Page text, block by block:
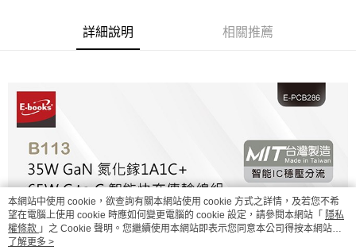
詳細說明 相關推薦
本網站中使用 cookie，欲查詢有關本網站使用 cookie 方式之詳情，及若您不希
望在電腦上使用 cookie 時應如何變更電腦的 cookie 設定，請參閱本網站「 隱私
權條款 」之 Cookie 聲明。您繼續使用本網站即表示您同意本公司得按本網站使
用條款之 Cookie 聲明使用 cookie。
了解更多 >